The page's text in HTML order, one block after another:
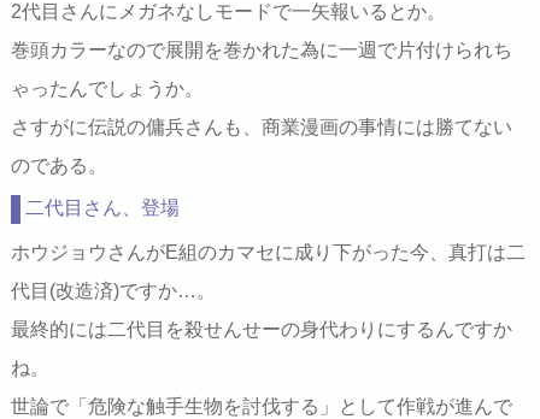
2代目さんにメガネなしモードで一矢報いるとか。
巻頭カラーなので展開を巻かれた為に一週で片付けられち
ゃったんでしょうか。
さすがに伝説の傭兵さんも、商業漫画の事情には勝てない
のである。
二代目さん、登場
ホウジョウさんがE組のカマセに成り下がった今、真打は二
代目(改造済)ですか…。
最終的には二代目を殺せんせーの身代わりにするんですか
ね。
世論で「危険な触手生物を討伐する」として作戦が進んで